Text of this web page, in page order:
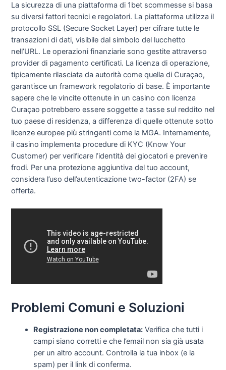
La sicurezza di una piattaforma di 1bet scommesse si basa
su diversi fattori tecnici e regolatori. La piattaforma utilizza il
protocollo SSL (Secure Socket Layer) per cifrare tutte le
transazioni di dati, visibile dal simbolo del lucchetto
nell’URL. Le operazioni finanziarie sono gestite attraverso
provider di pagamento certificati. La licenza di operazione,
tipicamente rilasciata da autorità come quella di Curaçao,
garantisce un framework regolatorio di base. È importante
sapere che le vincite ottenute in un casino con licenza
Curaçao potrebbero essere soggette a tasse sul reddito nel
tuo paese di residenza, a differenza di quelle ottenute sotto
licenze europee più stringenti come la MGA. Internamente,
il casino implementa procedure di KYC (Know Your
Customer) per verificare l’identità dei giocatori e prevenire
frodi. Per una protezione aggiuntiva del tuo account,
considera l’uso dell’autenticazione two-factor (2FA) se
offerta.
Problemi Comuni e Soluzioni
Registrazione non completata: Verifica che tutti i
campi siano corretti e che l’email non sia già usata
per un altro account. Controlla la tua inbox (e la
spam) per il link di conferma.